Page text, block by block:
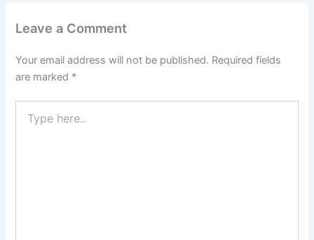
Leave a Comment
Your email address will not be published. Required fields
are marked *
here..